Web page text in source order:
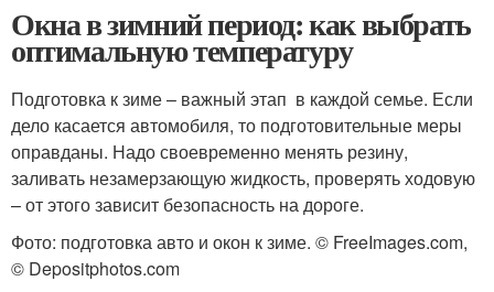
Окна в зимний период: как выбрать
оптимальную температуру
Подготовка к зиме – важный этап в каждой семье. Если
дело касается автомобиля, то подготовительные меры
оправданы. Надо своевременно менять резину,
заливать незамерзающую жидкость, проверять ходовую
– от этого зависит безопасность на дороге.
Фото: подготовка авто и окон к зиме. © FreeImages.com,
© Depositphotos.com